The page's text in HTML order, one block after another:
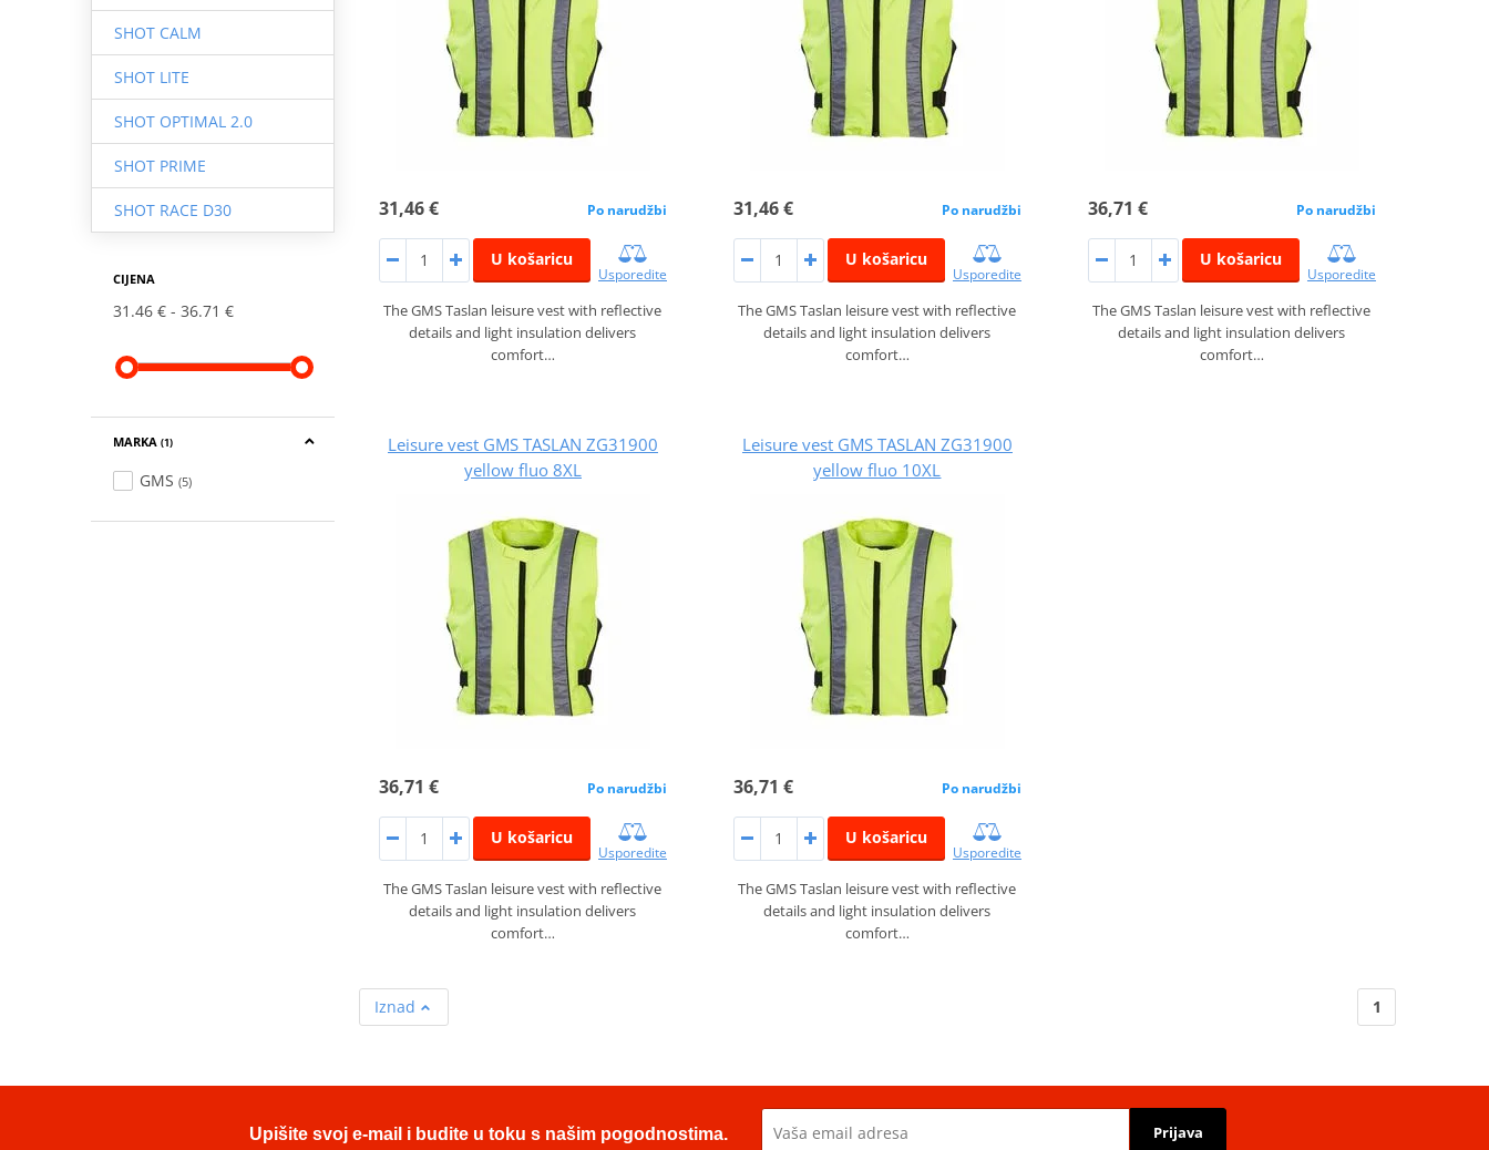
SHOT CALM
SHOT LITE
SHOT OPTIMAL 2.0
SHOT PRIME
SHOT RACE D30
CIJENA
31.46 € 36.71 €
MARKA (1)
GMS (5)
31,46 € Po narudžbi
U košaricu
Usporedite
The GMS Taslan leisure vest with reflective
details and light insulation delivers
comfort…
31,46 € Po narudžbi
U košaricu
Usporedite
The GMS Taslan leisure vest with reflective
details and light insulation delivers
comfort…
36,71 € Po narudžbi
U košaricu
Usporedite
The GMS Taslan leisure vest with reflective
details and light insulation delivers
comfort…
Leisure vest GMS TASLAN ZG31900
yellow fluo 8XL
36,71 € Po narudžbi
U košaricu
Usporedite
The GMS Taslan leisure vest with reflective
details and light insulation delivers
comfort…
Leisure vest GMS TASLAN ZG31900
yellow fluo 10XL
36,71 € Po narudžbi
U košaricu
Usporedite
The GMS Taslan leisure vest with reflective
details and light insulation delivers
comfort…
1
Iznad
Upišite svoj e-mail i budite u toku s našim pogodnostima. Prijava